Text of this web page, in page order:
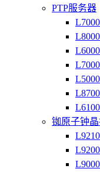
PTP服务器
铷原子钟